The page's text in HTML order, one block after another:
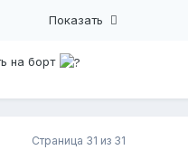
Показать
на борт
Страница 31 из 31